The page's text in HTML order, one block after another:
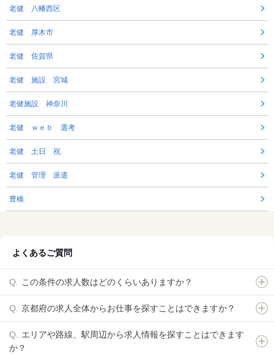
老健 八幡西区
老健 厚木市
老健 佐賀県
老健 施設 宮城
老健施設 神奈川
老健 ｗｅｂ 選考
老健 土日 祝
老健 管理 派遣
豊橋
よくあるご質問
この条件の求人数はどのくらいありますか？
京都府の求人全体からお仕事を探すことはできますか？
エリアや路線、駅周辺から求人情報を探すことはできます
か？